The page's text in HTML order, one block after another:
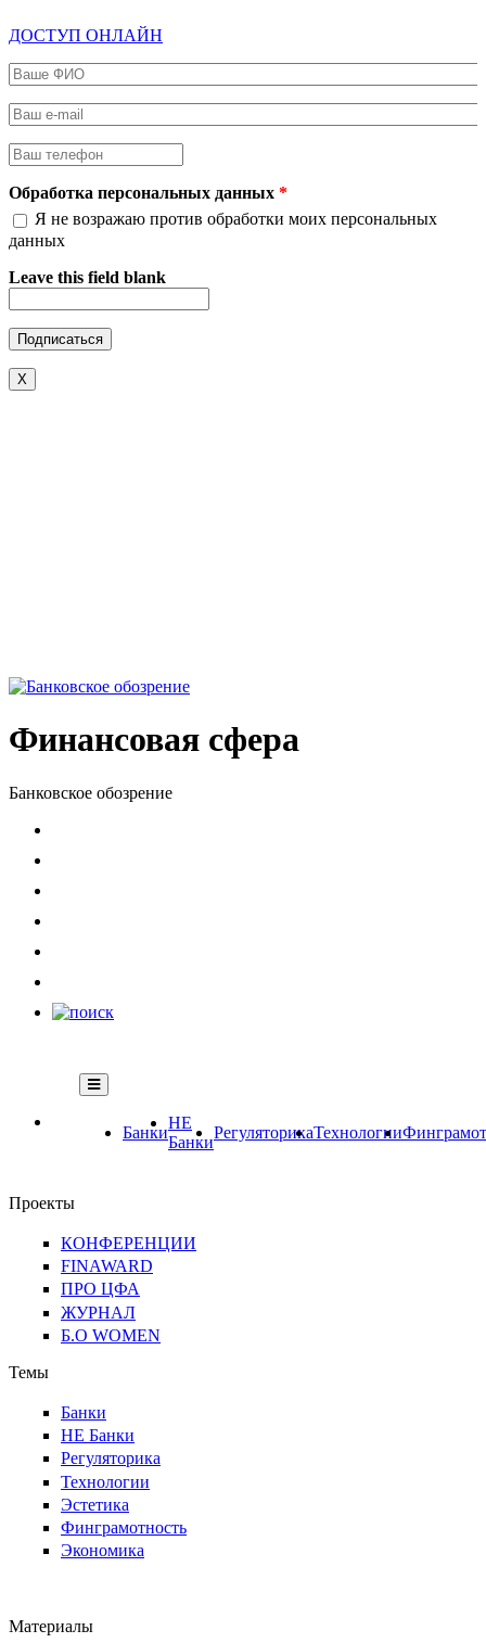
ДОСТУП ОНЛАЙН
Ваше ФИО
Ваш e-mail
Ваш телефон
Обработка персональных данных *
Я не возражаю против обработки моих персональных
данных
Leave this field blank
X
Финансовая сфера
Банковское обозрение
Банки
НЕ
Банки
РегуляторикаТехнологии
Проекты
КОНФЕРЕНЦИИ
FINAWARD
ПРО ЦФА
ЖУРНАЛ
Б.О WOMEN
Темы
Банки
НЕ Банки
Регуляторика
Технологии
Эстетика
Финграмотность
Экономика
Материалы